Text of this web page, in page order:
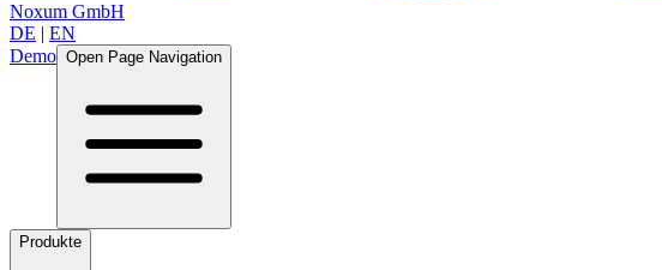
Noxum GmbH
DE | EN
Demo Open Page Navigation
Produkte